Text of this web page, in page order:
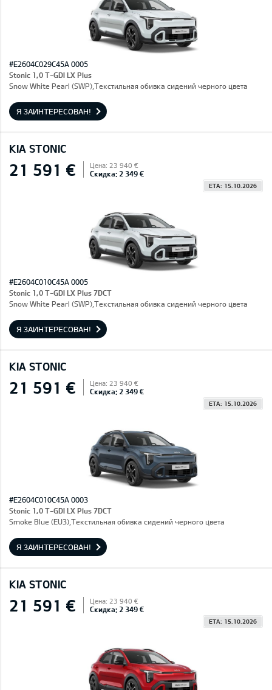
#E2604C029C45A 0005
Stonic 1,0 T-GDI LX Plus
Snow White Pearl (SWP),Текстильная обивка сидений черного цвета
Я ЗАИНТЕРЕСОВАН!
KIA STONIC
21 591 € Цена: 23 940 €
Скидка: 2 349 €
ETA: 15.10.2026
#E2604C010C45A 0005
Stonic 1,0 T-GDI LX Plus 7DCT
Snow White Pearl (SWP),Текстильная обивка сидений черного цвета
Я ЗАИНТЕРЕСОВАН!
KIA STONIC
21 591 € Цена: 23 940 €
Скидка: 2 349 €
ETA: 15.10.2026
#E2604C010C45A 0003
Stonic 1,0 T-GDI LX Plus 7DCT
Smoke Blue (EU3),Текстильная обивка сидений черного цвета
Я ЗАИНТЕРЕСОВАН!
KIA STONIC
21 591 € Цена: 23 940 €
Скидка: 2 349 €
ETA: 15.10.2026